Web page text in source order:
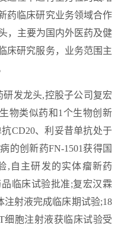
药临床研究业务领域合作
，主要为国内外医药及健
床研究服务，业务范围主
研发龙头,控股子公司复宏
物类似药和1个生物创新
CD20、利妥昔单抗处于
的创新药FN-1501获得国
,自主研发的实体瘤新药
临床试验批准;复宏汉霖
注射液完成临床期试验;18
细胞注射液获临床试验受